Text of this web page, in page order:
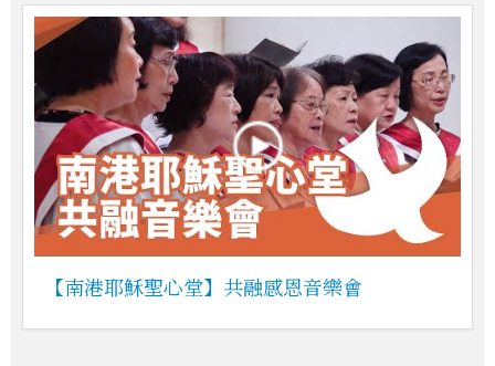
【南港耶穌聖心堂】共融感恩音樂會